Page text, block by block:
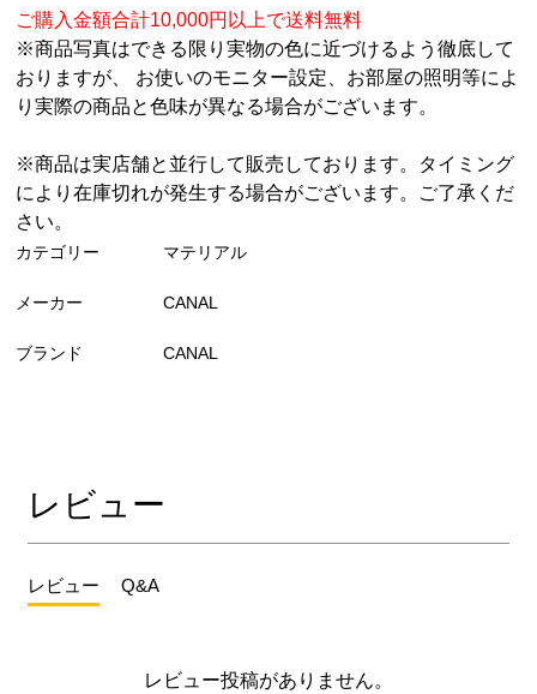
ご購入金額合計10,000円以上で送料無料
※商品写真はできる限り実物の色に近づけるよう徹底して
おりますが、 お使いのモニター設定、お部屋の照明等によ
り実際の商品と色味が異なる場合がございます。
※商品は実店舗と並行して販売しております。タイミング
により在庫切れが発生する場合がございます。ご了承くだ
さい。
カテゴリー マテリアル
メーカー CANAL
ブランド CANAL
レビュー
レビュー Q&A
レビュー投稿がありません。